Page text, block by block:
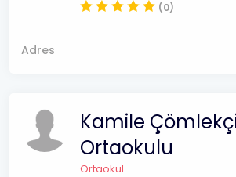
(0)
Adres
Kamile
Ortaokulu
Ortaokul